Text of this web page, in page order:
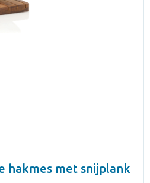
hakmes met snijplank